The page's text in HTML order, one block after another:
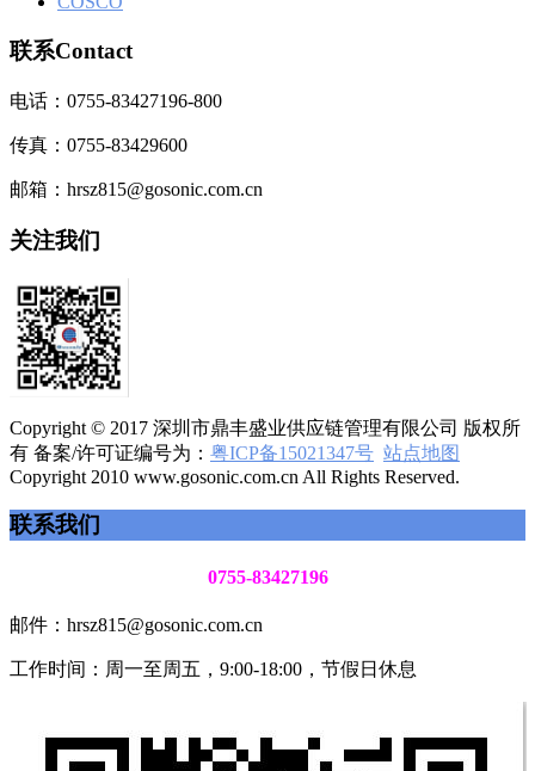
联系Contact
电话：0755-83427196-800
传真：0755-83429600
邮箱：hrsz815@gosonic.com.cn
关注我们
Copyright © 2017 深圳市鼎丰盛业供应链管理有限公司 版权所
有 备案/许可证编号为： 粤ICP备15021347号 站点地图
Copyright 2010 www.gosonic.com.cn All Rights Reserved.
联系我们
0755-83427196
邮件：hrsz815@gosonic.com.cn
工作时间：周一至周五，9:00-18:00，节假日休息